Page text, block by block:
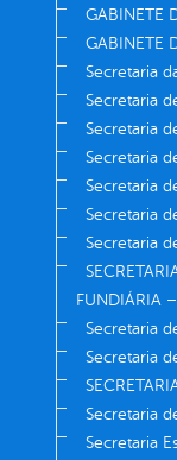
GABINETE
GABINETE
Secretaria
Secretaria
Secretaria
Secretaria
Secretaria
Secretaria
Secretaria
FUNDIÁRIA
Secretaria
Secretaria
Secretaria
Secretaria